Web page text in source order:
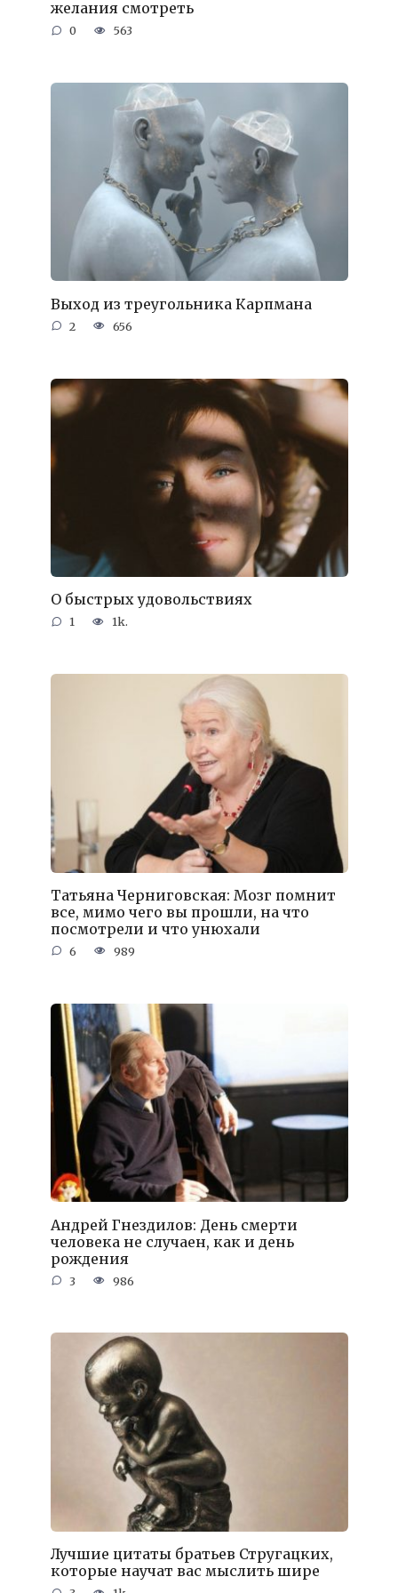
желания смотреть
0 563
Выход из треугольника Карпмана
2 656
О быстрых удовольствиях
1 1k.
Татьяна Черниговская: Мозг помнит
все, мимо чего вы прошли, на что
посмотрели и что унюхали
6 989
Андрей Гнездилов: День смерти
человека не случаен, как и день
рождения
3 986
Лучшие цитаты братьев Стругацких,
которые научат вас мыслить шире